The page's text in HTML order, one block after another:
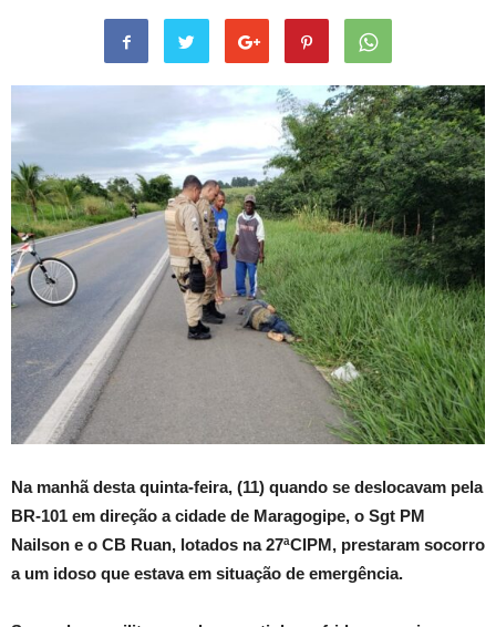
Na manhã desta quinta-feira, (11) quando se deslocavam pela
BR-101 em direção a cidade de Maragogipe, o Sgt PM
Nailson e o CB Ruan, lotados na 27ªCIPM, prestaram socorro
a um idoso que estava em situação de emergência.